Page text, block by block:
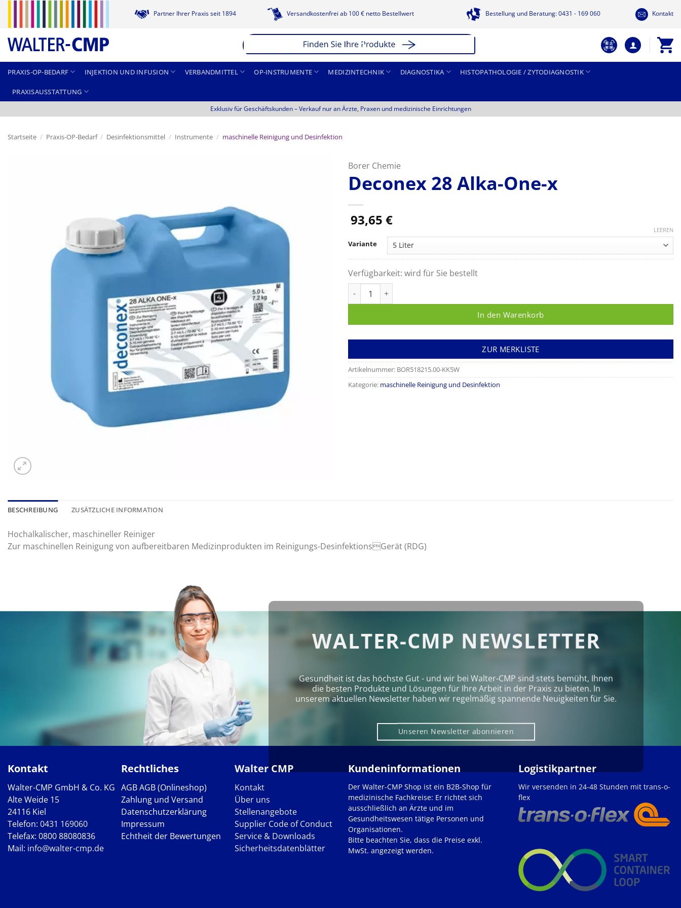
springen
Partner Ihrer Praxis seit 1894 Versandkostenfrei ab 100 € netto Bestellwert Bestellung und Beratung: 0431 - 169 060 Kontakt
PRAXIS-OP-BEDARF INJEKTION UND INFUSION VERBANDMITTEL OP-INSTRUMENTE MEDIZINTECHNIK DIAGNOSTIKA HISTOPATHOLOGIE / ZYTODIAGNOSTIK
PRAXISAUSSTATTUNG
Exklusiv für Geschäftskunden –Verkauf nur an Ärzte, Praxen und medizinische Einrichtungen
Startseite / Praxis-OP-Bedarf / Desinfektionsmittel / Instrumente / maschinelle Reinigung und Desinfektion
Borer Chemie
Deconex 28 Alka-One-x
93,65 €
Variante
LEEREN
Verfügbarkeit: wird für Sie bestellt
In den Warenkorb
ZUR MERKLISTE
Artikelnummer: BOR518215.00-KK5W
Kategorie: maschinelle Reinigung und Desinfektion
BESCHREIBUNG ZUSÄTZLICHE INFORMATION
Hochalkalischer, maschineller Reiniger
Zur maschinellen Reinigung von aufbereitbaren Medizinprodukten im Reinigungs-DesinfektionsGerät (RDG)
WALTER-CMP NEWSLETTER
Gesundheit ist das höchste Gut - und wir bei Walter‑CMP sind stets bemüht, Ihnen
die besten Produkte und Lösungen für Ihre Arbeit in der Praxis zu bieten. In
unserem aktuellen Newsletter haben wir regelmäßig spannende Neuigkeiten für Sie.
Unseren Newsletter abonnieren
Kontakt
Walter-CMP GmbH & Co. KG
Alte Weide 15
24116 Kiel
Telefon: 0431 169060
Telefax: 0800 88080836
Mail: info@walter-cmp.de
Rechtliches
AGBAGB (Onlineshop)
Zahlung und Versand
Datenschutzerklärung
Impressum
Echtheit der Bewertungen
Walter CMP
Kontakt
Über uns
Stellenangebote
Supplier Code of Conduct
Service & Downloads
Sicherheitsdatenblätter
Kundeninformationen
Der Walter-CMP Shop ist ein B2B-Shop für
medizinische Fachkreise: Er richtet sich
ausschließlich an Ärzte und im
Gesundheitswesen tätige Personen und
Organisationen.
Bitte beachten Sie, dass die Preise exkl.
MwSt. angezeigt werden.
Logistikpartner
Wir versenden in 24-48 Stunden mit trans-o-
flex